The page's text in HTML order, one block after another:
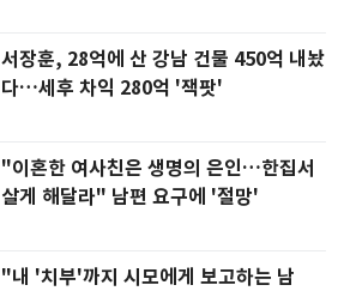
서장훈, 28억에 산 강남 건물 450억 내놨
다…세후 차익 280억 '잭팟'
"이혼한 여사친은 생명의 은인…한집서
살게 해달라" 남편 요구에 '절망'
"내 '치부'까지 시모에게 보고하는 남